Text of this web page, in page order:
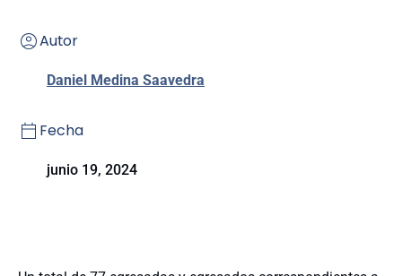
Autor
Daniel Medina Saavedra
Fecha
junio 19, 2024